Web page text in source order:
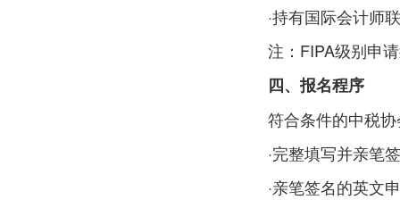
·持有国际会计师联
注：FIPA级别申请
四、报名程序
符合条件的中税协
·完整填写并亲笔
·亲笔签名的英文